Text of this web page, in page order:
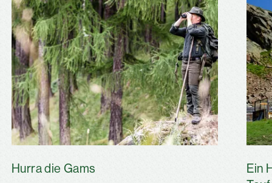
Hurra die Gams
Ein